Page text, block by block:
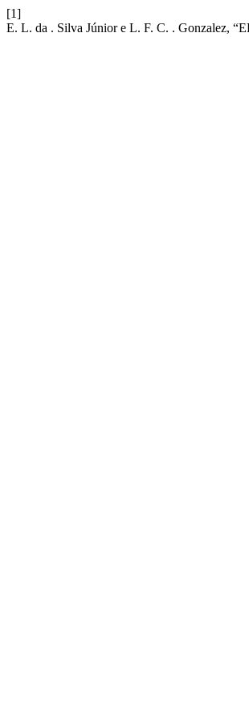
[1]
E. L. da . Silva Júnior e L. F. C. .